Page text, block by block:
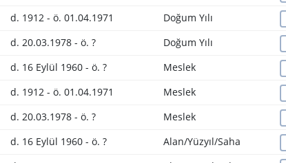
d. 1912 - ö. 01.04.1971 Doğum Yılı
d. 20.03.1978 - ö. ? Doğum Yılı
d. 16 Eylül 1960 - ö. ? Meslek
d. 1912 - ö. 01.04.1971 Meslek
d. 20.03.1978 - ö. ? Meslek
d. 16 Eylül 1960 - ö. ? Alan/Yüzyıl/Saha